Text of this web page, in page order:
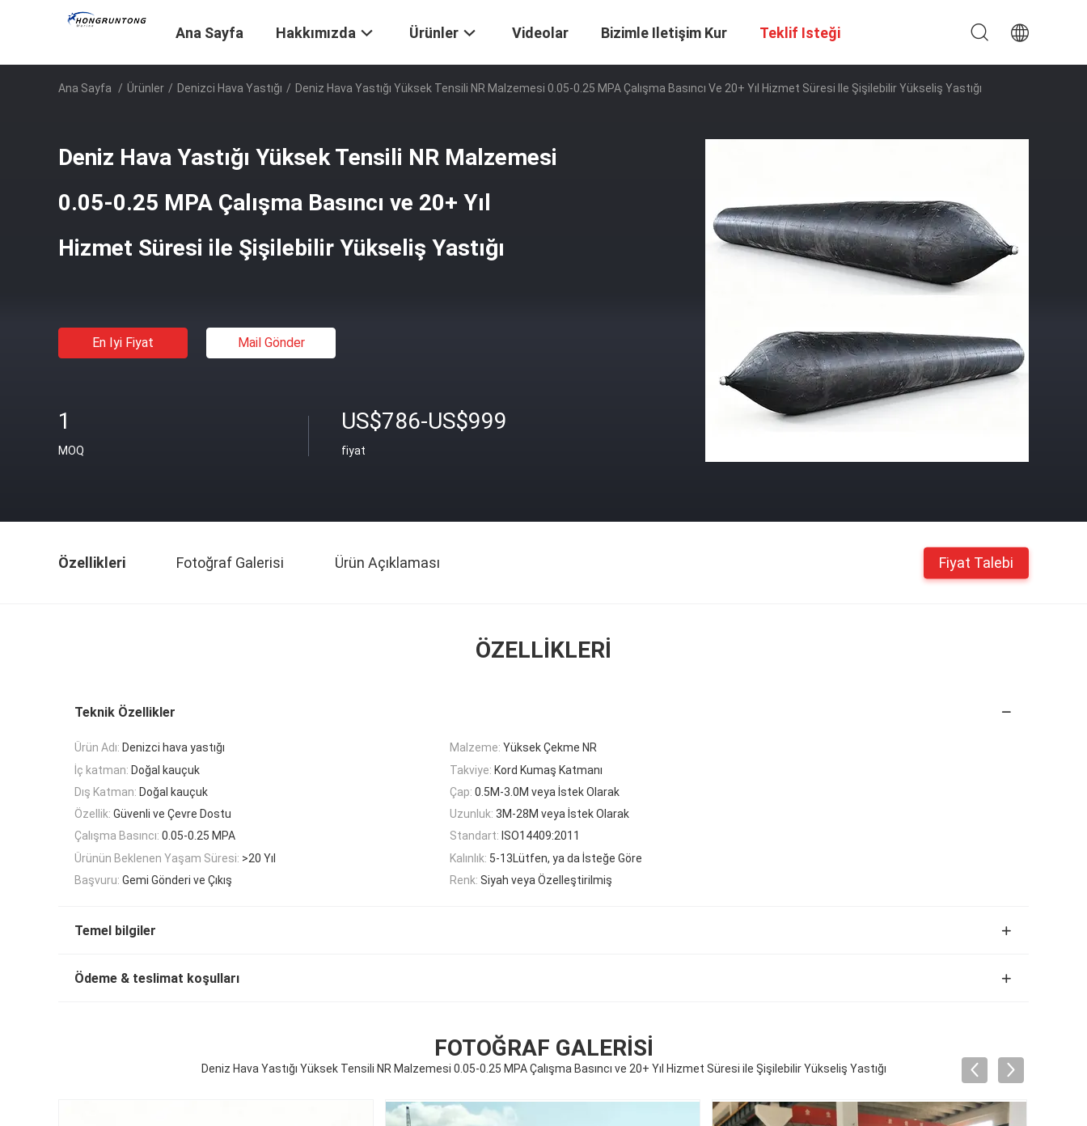
Ana Sayfa Hakkımızda Ürünler Videolar Bizimle Iletişim Kur Teklif Isteği
Ana Sayfa / Ürünler / Denizci Hava Yastığı / Deniz Hava Yastığı Yüksek Tensili NR Malzemesi 0.05-0.25 MPA Çalışma Basıncı Ve 20+ Yıl Hizmet Süresi Ile Şişilebilir Yükseliş Yastığı
Deniz Hava Yastığı Yüksek Tensili NR Malzemesi
0.05-0.25 MPA Çalışma Basıncı ve 20+ Yıl
Hizmet Süresi ile Şişilebilir Yükseliş Yastığı
En Iyi Fiyat Mail Gönder
1
MOQ
US$786-US$999
fiyat
Özellikleri Fotoğraf Galerisi Ürün Açıklaması Fiyat Talebi
ÖZELLIKLERI
Teknik Özellikler
Ürün Adı: Denizci hava yastığı Malzeme: Yüksek Çekme NR
İç katman: Doğal kauçuk Takviye: Kord Kumaş Katmanı
Dış Katman: Doğal kauçuk Çap: 0.5M-3.0M veya İstek Olarak
Özellik: Güvenli ve Çevre Dostu Uzunluk: 3M-28M veya İstek Olarak
Çalışma Basıncı: 0.05-0.25 MPA Standart: ISO14409:2011
Ürünün Beklenen Yaşam Süresi: >20 Yıl Kalınlık: 5-13Lütfen, ya da İsteğe Göre
Başvuru: Gemi Gönderi ve Çıkış Renk: Siyah veya Özelleştirilmiş
Temel bilgiler
Ödeme & teslimat koşulları
FOTOĞRAF GALERISI
Deniz Hava Yastığı Yüksek Tensili NR Malzemesi 0.05-0.25 MPA Çalışma Basıncı ve 20+ Yıl Hizmet Süresi ile Şişilebilir Yükseliş Yastığı